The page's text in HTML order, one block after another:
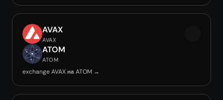
AVAX
AVAX
ATOM
ATOM
exchange AVAX на ATOM →